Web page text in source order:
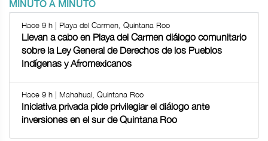
MINUTO A MINUTO
Hace 9 h | Playa del Carmen, Quintana Roo
Llevan a cabo en Playa del Carmen diálogo comunitario
sobre la Ley General de Derechos de los Pueblos
Indígenas y Afromexicanos
Hace 9 h | Mahahual, Quintana Roo
Iniciativa privada pide privilegiar el diálogo ante
inversiones en el sur de Quintana Roo